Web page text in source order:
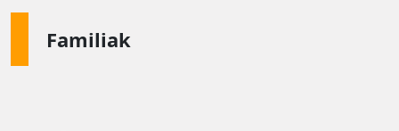
Familiak